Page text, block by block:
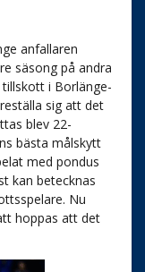
anfallaren
säsong på andra
i Borlänge-
sig att det
blev 22-
bästa målskytt
med pondus
kan betecknas
Nu
hoppas att det